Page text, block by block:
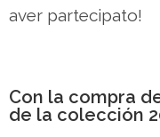
aver partecipato!
Con la compra
de la colección